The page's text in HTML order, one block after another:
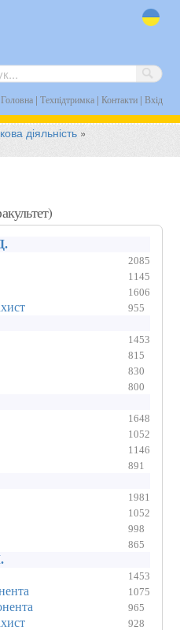
Головна| Техпідтримка| Контакти| Вхід
діяльність »
2085
1145
1606
955
1453
815
830
800
1648
1052
1146
891
1981
1052
998
865
1453
1075
965
928